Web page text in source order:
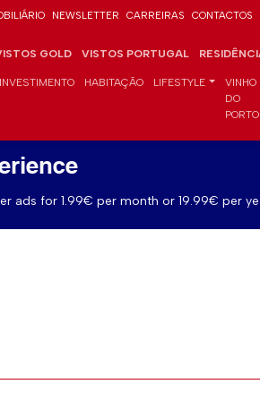
NEWSLETTER CARREIRAS CONTACTOS
GOLD VISTOS PORTUGAL
INVESTIMENTO HABITAÇÃO LIFESTYLE
VINHO
DO
PORTO
ads for 1.99€ per month or 19.99€ per